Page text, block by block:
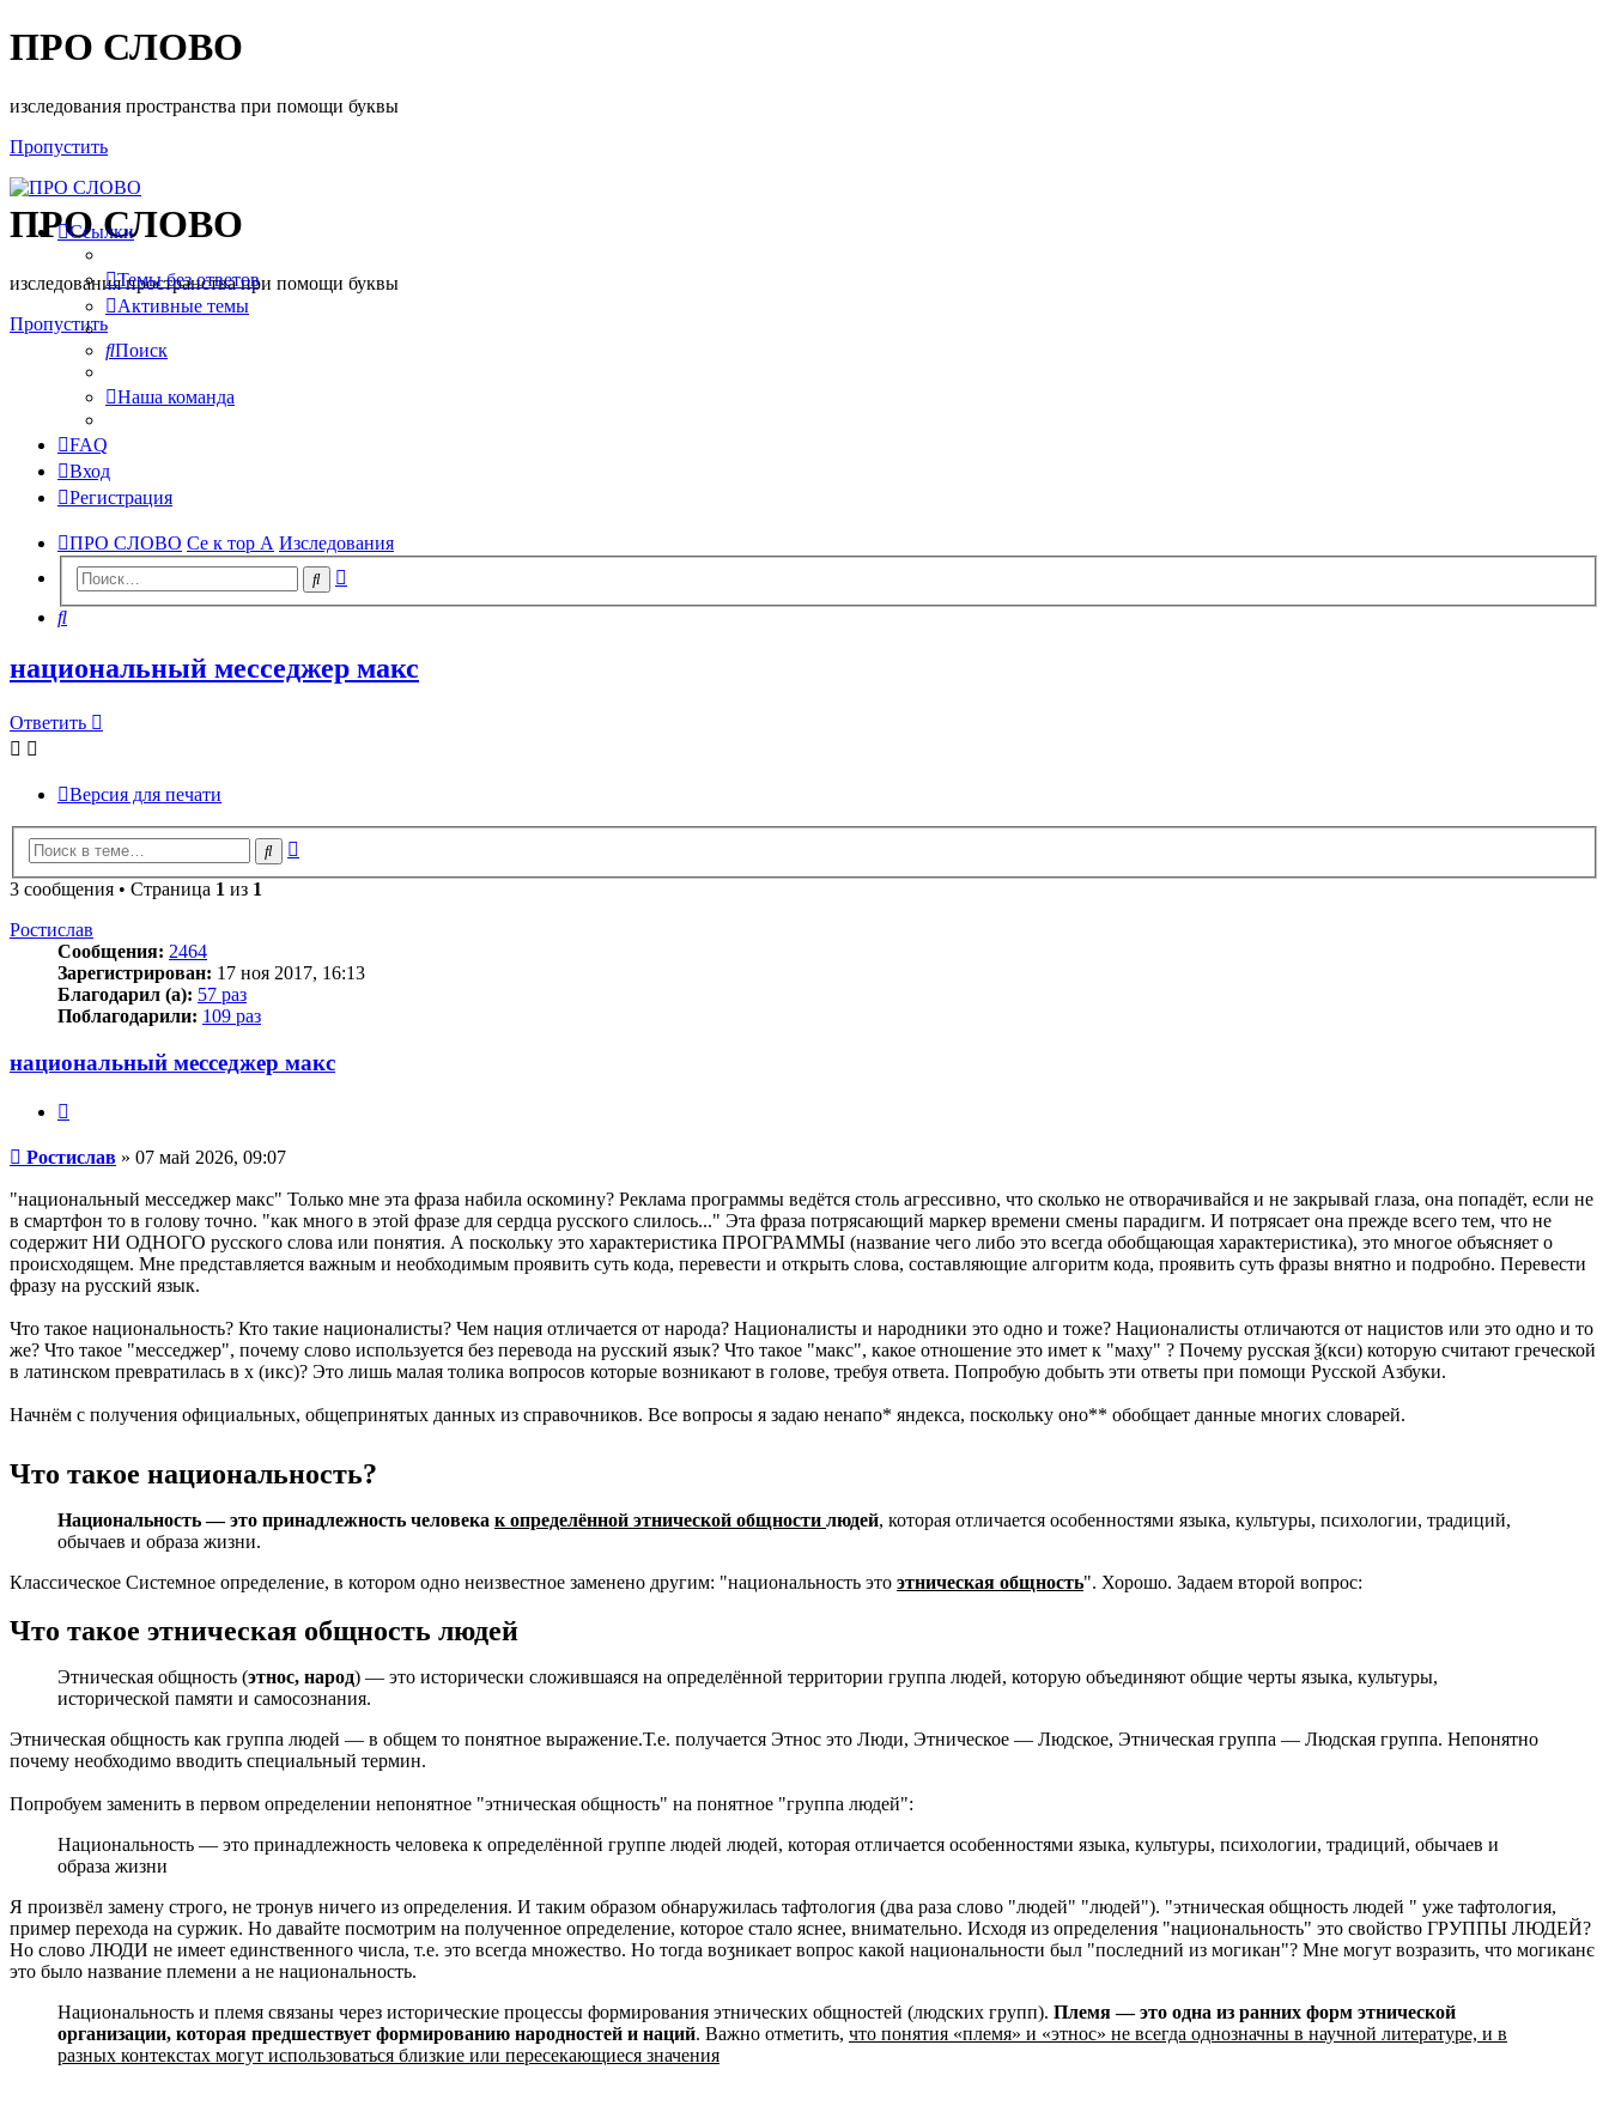
ПРО СЛОВО
изследования пространства при помощи буквы
Пропустить
ПРО СЛОВО
изследования пространства при помощи буквы
Пропустить
Ссылки
Темы без ответов
Активные темы
Поиск
Наша команда
FAQ
Вход
Регистрация
ПРО СЛОВО Се к тор А Изследования
Поиск
Поиск
национальный месседжер макс
Ответить
Версия для печати
Поиск
3 сообщения • Страница 1 из 1
Ростислав
Сообщения: 2464
Зарегистрирован: 17 ноя 2017, 16:13
Благодарил (а): 57 раз
Поблагодарили: 109 раз
национальный месседжер макс
Сообщение
Ростислав » 07 май 2026, 09:07
"национальный месседжер макс" Только мне эта фраза набила оскомину? Реклама программы ведётся столь агрессивно, что сколько не отворачивайся и не закрывай глаза, она попадёт, если не
в смартфон то в голову точно. "как много в этой фразе для сердца русского слилось..." Эта фраза потрясающий маркер времени смены парадигм. И потрясает она прежде всего тем, что не
содержит НИ ОДНОГО русского слова или понятия. А поскольку это характеристика ПРОГРАММЫ (название чего либо это всегда обобщающая характеристика), это многое объясняет о
происходящем. Мне представляется важным и необходимым проявить суть кода, перевести и открыть слова, составляющие алгоритм кода, проявить суть фразы внятно и подробно. Перевести
фразу на русский язык.
Что такое национальность? Кто такие националисты? Чем нация отличается от народа? Националисты и народники это одно и тоже? Националисты отличаются от нацистов или это одно и то
же? Что такое "месседжер", почему слово используется без перевода на русский язык? Что такое "макс", какое отношение это имет к "маху" ? Почему русская ѯ(кси) которую считают греческой
в латинском превратилась в х (икс)? Это лишь малая толика вопросов которые возникают в голове, требуя ответа. Попробую добыть эти ответы при помощи Русской Азбуки.
Начнём с получения официальных, общепринятых данных из справочников. Все вопросы я задаю ненапо* яндекса, поскольку оно** обобщает данные многих словарей.
Что такое национальность?
Национальность — это принадлежность человека к определённой этнической общности людей, которая отличается особенностями языка, культуры, психологии, традиций,
обычаев и образа жизни.
Классическое Системное определение, в котором одно неизвестное заменено другим: "национальность это этническая общность". Хорошо. Задаем второй вопрос:
Что такое этническая общность людей
Этническая общность (этнос, народ) — это исторически сложившаяся на определённой территории группа людей, которую объединяют общие черты языка, культуры,
исторической памяти и самосознания.
Этническая общность как группа людей — в общем то понятное выражение.Т.е. получается Этнос это Люди, Этническое — Людское, Этническая группа — Людская группа. Непонятно
почему необходимо вводить специальный термин.
Попробуем заменить в первом определении непонятное "этническая общность" на понятное "группа людей":
Национальность — это принадлежность человека к определённой группе людей людей, которая отличается особенностями языка, культуры, психологии, традиций, обычаев и
образа жизни
Я произвёл замену строго, не тронув ничего из определения. И таким образом обнаружилась тафтология (два раза слово "людей" "людей"). "этническая общность людей " уже тафтология,
пример перехода на суржик. Но давайте посмотрим на полученное определение, которое стало яснее, внимательно. Исходя из определения "национальность" это свойство ГРУППЫ ЛЮДЕЙ?
Но слово ЛЮДИ не имеет единственного числа, т.е. это всегда множество. Но тогда воӡникает вопрос какой национальности был "последний из могикан"? Мне могут возразить, что могиканє
это было название племени а не национальность.
Национальность и племя связаны через исторические процессы формирования этнических общностей (людских групп). Племя — это одна из ранних форм этнической
организации, которая предшествует формированию народностей и наций. Важно отметить, что понятия «племя» и «этнос» не всегда однозначны в научной литературе, и в
разных контекстах могут использоваться близкие или пересекающиеся значения